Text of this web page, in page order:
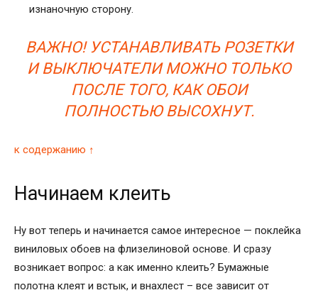
изнаночную сторону.
ВАЖНО! УСТАНАВЛИВАТЬ РОЗЕТКИ
И ВЫКЛЮЧАТЕЛИ МОЖНО ТОЛЬКО
ПОСЛЕ ТОГО, КАК ОБОИ
ПОЛНОСТЬЮ ВЫСОХНУТ.
к содержанию ↑
Начинаем клеить
Ну вот теперь и начинается самое интересное — поклейка
виниловых обоев на флизелиновой основе. И сразу
возникает вопрос: а как именно клеить? Бумажные
полотна клеят и встык, и внахлест – все зависит от